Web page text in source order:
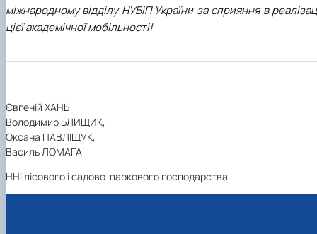
міжнародному відділу НУБіП України за сприяння в
цієї академічної мобільності!
Євгеній ХАНЬ,
Володимир БЛИЩИК,
Оксана ПАВЛІЩУК,
Василь ЛОМАГА
ННІ лісового і садово-паркового господарства